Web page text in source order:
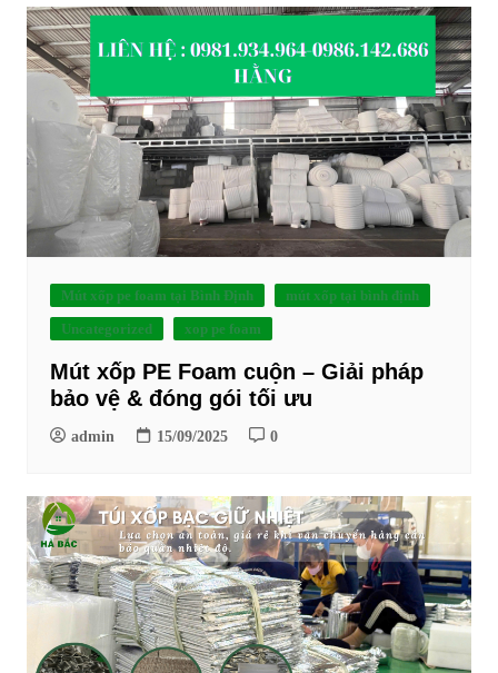
Mút xốp pe foam tại Bình Định
mút xốp tại bình định
Uncategorized
xop pe foam
Mút xốp PE Foam cuộn – Giải pháp
bảo vệ & đóng gói tối ưu
admin 15/09/2025 0